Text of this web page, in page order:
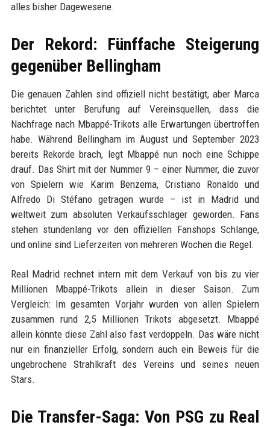
alles bisher Dagewesene.
Der Rekord: Fünffache Steigerung
gegenüber Bellingham
Die genauen Zahlen sind offiziell nicht bestätigt, aber Marca
berichtet unter Berufung auf Vereinsquellen, dass die
Nachfrage nach Mbappé-Trikots alle Erwartungen übertroffen
habe. Während Bellingham im August und September 2023
bereits Rekorde brach, legt Mbappé nun noch eine Schippe
drauf. Das Shirt mit der Nummer 9 – einer Nummer, die zuvor
von Spielern wie Karim Benzema, Cristiano Ronaldo und
Alfredo Di Stéfano getragen wurde – ist in Madrid und
weltweit zum absoluten Verkaufsschlager geworden. Fans
stehen stundenlang vor den offiziellen Fanshops Schlange,
und online sind Lieferzeiten von mehreren Wochen die Regel.
Real Madrid rechnet intern mit dem Verkauf von bis zu vier
Millionen Mbappé-Trikots allein in dieser Saison. Zum
Vergleich: Im gesamten Vorjahr wurden von allen Spielern
zusammen rund 2,5 Millionen Trikots abgesetzt. Mbappé
allein könnte diese Zahl also fast verdoppeln. Das wäre nicht
nur ein finanzieller Erfolg, sondern auch ein Beweis für die
ungebrochene Strahlkraft des Vereins und seines neuen
Stars.
Die Transfer-Saga: Von PSG zu Real